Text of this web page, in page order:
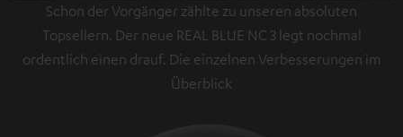
Video
Schon der Vorgänger zählte zu unseren absoluten
Topsellern. Der neue REAL BLUE NC 3 legt nochmal
ordentlich einen drauf. Die einzelnen Verbesserungen im
Überblick